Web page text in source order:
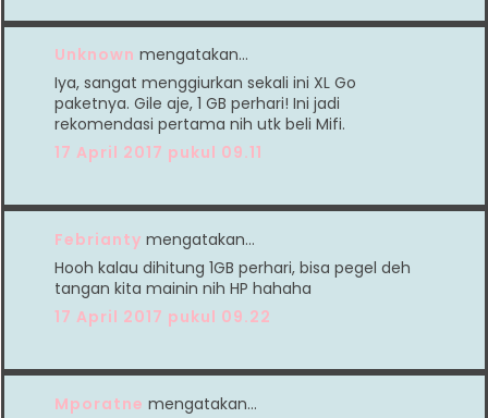
Unknown mengatakan…
Iya, sangat menggiurkan sekali ini XL Go
paketnya. Gile aje, 1 GB perhari! Ini jadi
rekomendasi pertama nih utk beli Mifi.
17 April 2017 pukul 09.11
Febrianty mengatakan…
Hooh kalau dihitung 1GB perhari, bisa pegel deh
tangan kita mainin nih HP hahaha
17 April 2017 pukul 09.22
Mporatne mengatakan…